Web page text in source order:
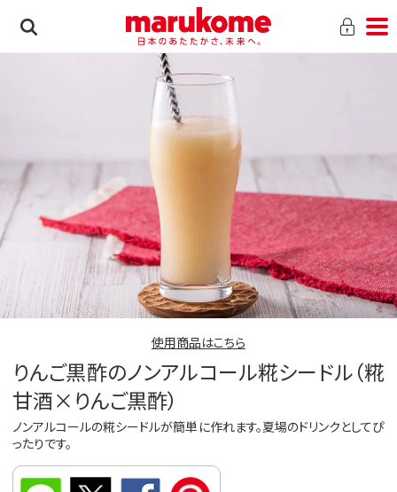
使用商品はこちら
りんご黒酢のノンアルコール糀シードル（糀
甘酒×りんご黒酢）
ノンアルコールの糀シードルが簡単に作れます。夏場のドリンクとしてぴ
ったりです。